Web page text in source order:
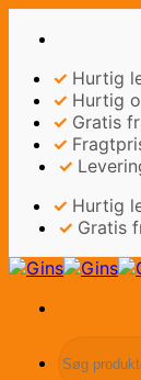
✓ Hurtig
✓ Hurtig
✓ Gratis
✓
✓
✓ Hurtig
✓ Gratis
efter: